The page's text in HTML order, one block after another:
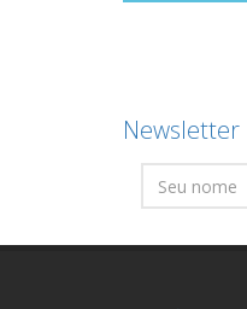
Newsletter